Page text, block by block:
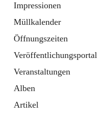
Impressionen
Müllkalender
Öffnungszeiten
Veröffentlichungsportal
Veranstaltungen
Alben
Artikel
Bürgerservice
10 Schnellzugriffe